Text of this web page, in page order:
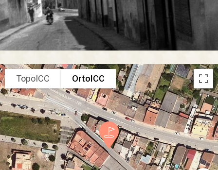
TopoICC OrtoICC